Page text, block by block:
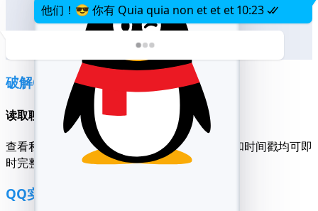
他们！😎 你有 Quia quia non et et et10:23
破解QQ聊天
读取聊天记录，包括已删除的对话
查看私聊、群聊及密聊。已删除的文本、文件和时间戳均可即
时完整恢复显示。
QQ实时定位